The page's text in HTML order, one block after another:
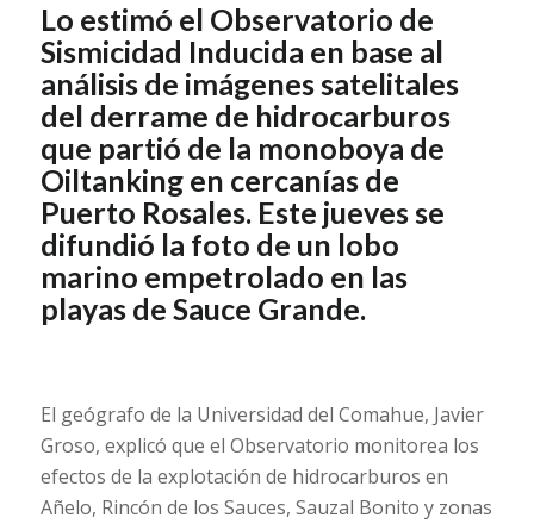
Lo estimó el Observatorio de
Sismicidad Inducida en base al
análisis de imágenes satelitales
del derrame de hidrocarburos
que partió de la monoboya de
Oiltanking en cercanías de
Puerto Rosales. Este jueves se
difundió la foto de un lobo
marino empetrolado en las
playas de Sauce Grande.
El geógrafo de la Universidad del Comahue, Javier
Groso, explicó que el Observatorio monitorea los
efectos de la explotación de hidrocarburos en
Añelo, Rincón de los Sauces, Sauzal Bonito y zonas